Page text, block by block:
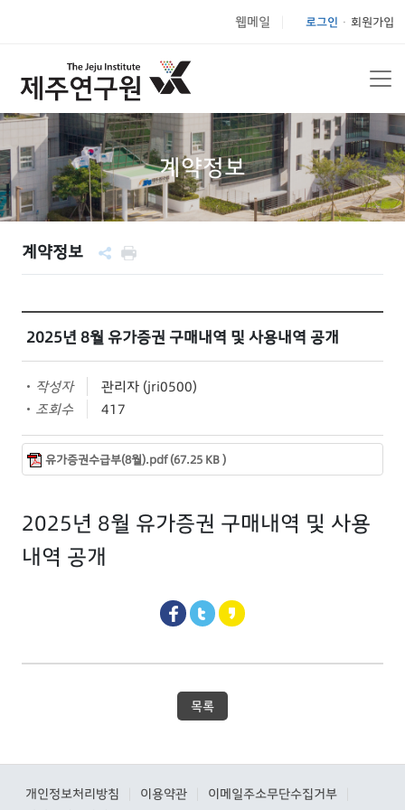
웹메일 로그인 회원가입
계약정보
계약정보
2025년 8월 유가증권 구매내역 및 사용내역 공개
작성자
관리자 (jri0500)
조회수
417
유가증권수급부(8월).pdf (67.25 KB )
2025년 8월 유가증권 구매내역 및 사용
내역 공개
목록
개인정보처리방침 이용약관 이메일주소무단수집거부